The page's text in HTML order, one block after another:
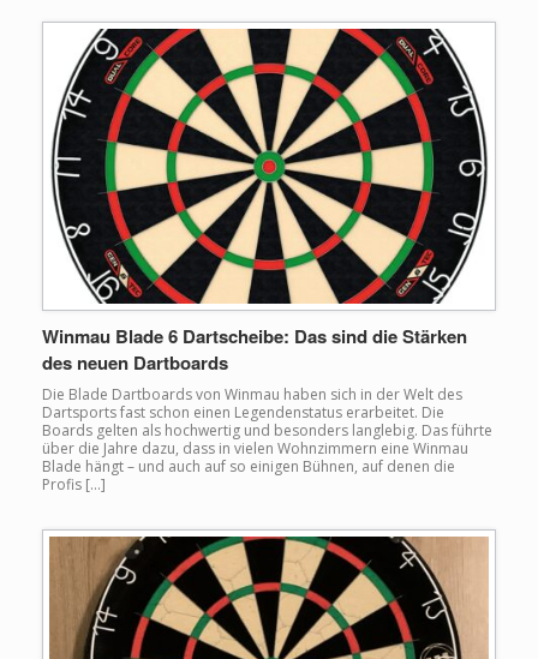
Winmau Blade 6 Dartscheibe: Das sind die Stärken
des neuen Dartboards
Die Blade Dartboards von Winmau haben sich in der Welt des
Dartsports fast schon einen Legendenstatus erarbeitet. Die
Boards gelten als hochwertig und besonders langlebig. Das führte
über die Jahre dazu, dass in vielen Wohnzimmern eine Winmau
Blade hängt – und auch auf so einigen Bühnen, auf denen die
Profis […]